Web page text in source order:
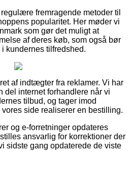
fremragende metoder til
popularitet. Her møder vi
som gør det muligt at
af deres køb, som også bør
kundernes tilfredshed.
af indtægter fra reklamer. Vi har
del internet forhandlere når vi
tilbud, og tager imod
side realiserer en bestilling.
og e-forretninger opdateres
ansvarlig for korrektioner der
sidste gang opdaterede de viste